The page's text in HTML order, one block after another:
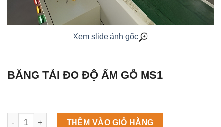
Xem slide ảnh gốc
BĂNG TẢI ĐO ĐỘ ẨM GỖ MS1
Máy làm đá viên Scotsman NW458AS số lượng
THÊM VÀO GIỎ HÀNG